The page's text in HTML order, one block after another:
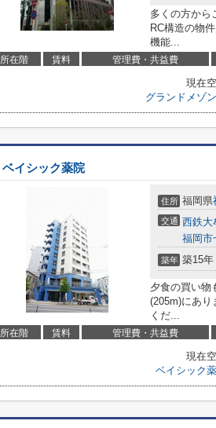
多くの方から
RC構造の物
機能...
所在階 賃料 管理費・共益費
現在
グランドメゾ
ベイシック薬院
住所 福岡県
交通 西鉄大
福岡市
築年 築15年
夕食の買い物
(205m)にあり
くだ...
所在階 賃料 管理費・共益費
現在
ベイシック